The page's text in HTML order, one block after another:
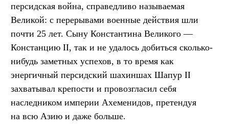
персидская война, справедливо называемая
Великой: с перерывами военные действия шли
почти 25 лет. Сыну Константина Великого —
Констанцию II, так и не удалось добиться сколько-
нибудь заметных успехов, в то время как
энергичный персидский шахиншах Шапур II
захватывал крепости и провозгласил себя
наследником империи Ахеменидов, претендуя
на всю Азию и даже больше.